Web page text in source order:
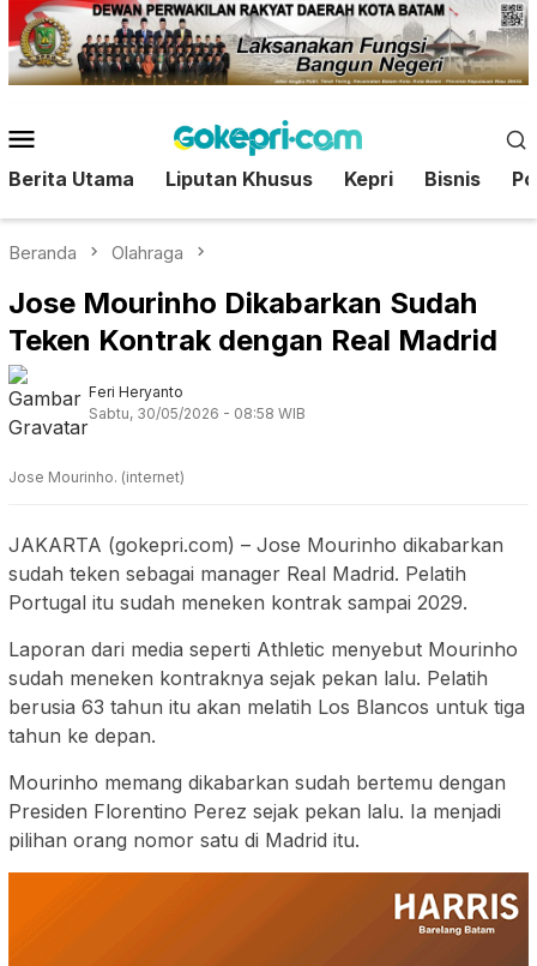
Loncat
ke
konten
Mobile
Berita Utama Liputan Khusus Kepri Bisnis
Beranda Olahraga
Jose Mourinho Dikabarkan Sudah
Teken Kontrak dengan Real Madrid
Feri Heryanto
Sabtu, 30/05/2026 - 08:58 WIB
Jose Mourinho. (internet)
JAKARTA (gokepri.com) – Jose Mourinho dikabarkan
sudah teken sebagai manager Real Madrid. Pelatih
Portugal itu sudah meneken kontrak sampai 2029.
Laporan dari media seperti Athletic menyebut Mourinho
sudah meneken kontraknya sejak pekan lalu. Pelatih
berusia 63 tahun itu akan melatih Los Blancos untuk tiga
tahun ke depan.
Mourinho memang dikabarkan sudah bertemu dengan
Presiden Florentino Perez sejak pekan lalu. Ia menjadi
pilihan orang nomor satu di Madrid itu.